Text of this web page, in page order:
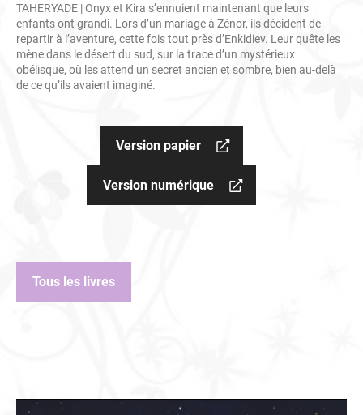
TAHERYADE | Onyx et Kira s’ennuient maintenant que leurs
enfants ont grandi. Lors d’un mariage à Zénor, ils décident de
repartir à l’aventure, cette fois tout près d’Enkidiev. Leur quête les
mène dans le désert du sud, sur la trace d’un mystérieux
obélisque, où les attend un secret ancien et sombre, bien au-delà
de ce qu’ils avaient imaginé.
Version papier
Version numérique
Tous les livres